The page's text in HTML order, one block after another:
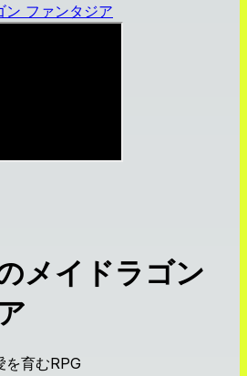
ン ファンタジア
メイドラゴン
育むRPG